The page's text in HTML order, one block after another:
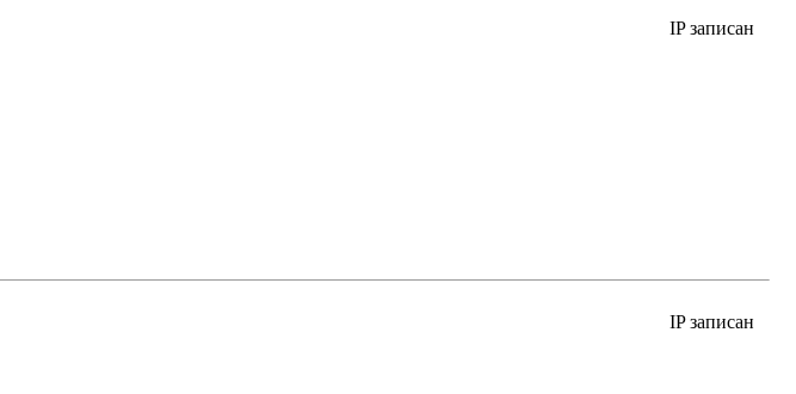
IP записан
IP записан